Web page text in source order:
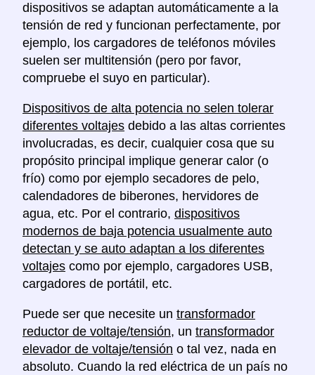
dispositivos se adaptan automáticamente a la
tensión de red y funcionan perfectamente, por
ejemplo, los cargadores de teléfonos móviles
suelen ser multitensión (pero por favor,
compruebe el suyo en particular).
Dispositivos de alta potencia no selen tolerar
diferentes voltajes debido a las altas corrientes
involucradas, es decir, cualquier cosa que su
propósito principal implique generar calor (o
frío) como por ejemplo secadores de pelo,
calendadores de biberones, hervidores de
agua, etc. Por el contrario, dispositivos
modernos de baja potencia usualmente auto
detectan y se auto adaptan a los diferentes
voltajes como por ejemplo, cargadores USB,
cargadores de portátil, etc.
Puede ser que necesite un transformador
reductor de voltaje/tensión, un transformador
elevador de voltaje/tensión o tal vez, nada en
absoluto. Cuando la red eléctrica de un país no